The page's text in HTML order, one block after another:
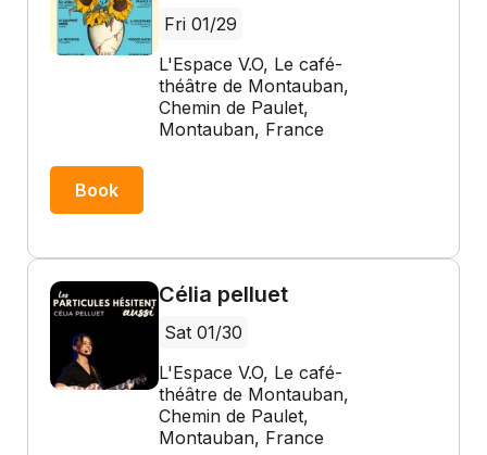
Fri 01/29
L'Espace V.O, Le café-
théâtre de Montauban,
Chemin de Paulet,
Montauban, France
Book
Célia pelluet
Sat 01/30
L'Espace V.O, Le café-
théâtre de Montauban,
Chemin de Paulet,
Montauban, France